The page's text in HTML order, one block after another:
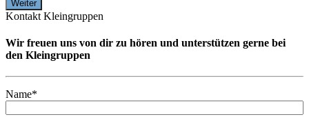
Kontakt Kleingruppen
Wir freuen uns von dir zu hören und unterstützen gerne bei
den Kleingruppen
Name*